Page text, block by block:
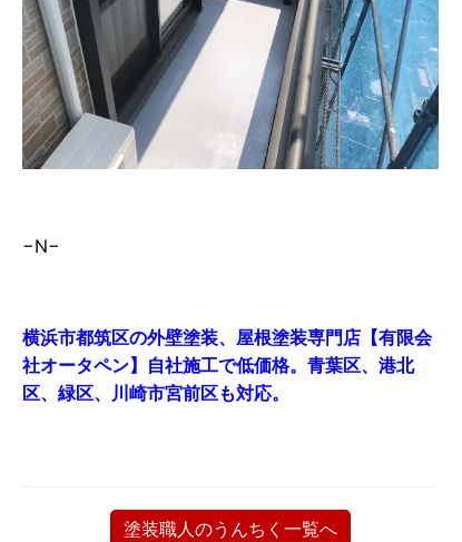
−N−
横浜市都筑区の外壁塗装、屋根塗装専門店【有限会
社オータペン】自社施工で低価格。青葉区、港北
区、緑区、川崎市宮前区も対応。
塗装職人のうんちく一覧へ